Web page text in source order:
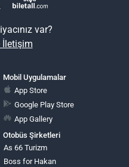
var?
İletişim
Mobil Uygulamalar
App Store
Google Play Store
App Gallery
Otobüs Şirketleri
As 66 Turizm
Boss for Hakan